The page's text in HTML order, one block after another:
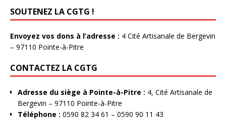
SOUTENEZ LA CGTG !
Envoyez vos dons à l’adresse : 4 Cité Artisanale de Bergevin
– 97110 Pointe-à-Pitre
CONTACTEZ LA CGTG
Adresse du siège à Pointe-à-Pitre : 4, Cité Artisanale de
Bergevin – 97110 Pointe-à-Pitre
Téléphone : 0590 82 34 61 – 0590 90 11 43